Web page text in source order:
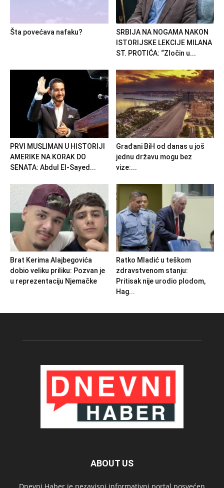
Šta povećava nafaku?
SRBIJA NA NOGAMA NAKON
ISTORIJSKE LEKCIJE MILANA
ST. PROTIĆA: “Zločin u...
PRVI MUSLIMAN U HISTORIJI
AMERIKE NA KORAK DO
SENATA: Abdul El-Sayed...
Građani BiH od danas u još
jednu državu mogu bez
vize:...
Brat Kerima Alajbegovića
dobio veliku priliku: Pozvan je
u reprezentaciju Njemačke
Ratko Mladić u teškom
zdravstvenom stanju:
Pritisak nije urodio plodom,
Hag...
ABOUT US